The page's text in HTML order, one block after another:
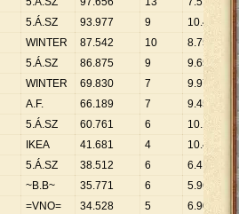
5.Á.SZ 93.977 9 10.442
WINTER 87.542 10 8.754
5.Á.SZ 86.875 9 9.653
WINTER 69.830 7 9.976
A.F. 66.189 7 9.456
5.Á.SZ 60.761 6 10.127
IKEA 41.681 4 10.420
5.Á.SZ 38.512 6 6.419
~B.B~ 35.771 6 5.962
=VNO= 34.528 5 6.906